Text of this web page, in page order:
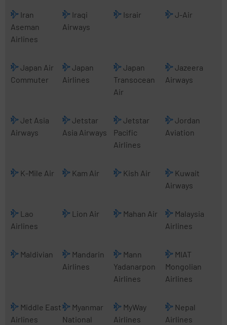
Iran
Aseman
Airlines
Iraqi
Airways
Israir J-Air
Japan Air
Commuter
Japan
Airlines
Japan
Transocean
Air
Jazeera
Airways
Jet Asia
Airways
Jetstar
Asia Airways
Jetstar
Pacific
Airlines
Jordan
Aviation
K-Mile Air Kam Air Kish Air
Kuwait
Airways
Lao
Airlines
Lion Air Mahan Air
Malaysia
Airlines
Maldivian
Mandarin
Airlines
Mann
Yadanarpon
Airlines
MIAT
Mongolian
Airlines
Middle East
Airlines
Myanmar
National
MyWay
Airlines
Nepal
Airlines